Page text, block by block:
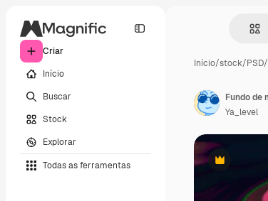
Criar
Início
Buscar
Stock
Explorar
Todas as ferramentas
Início/stock/PSD/
Premium
Fundo de
Ya_level